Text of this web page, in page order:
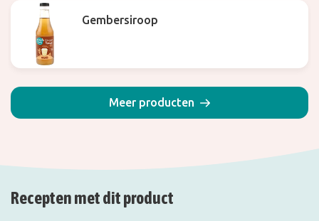
Gembersiroop
Meer producten
Recepten met dit product